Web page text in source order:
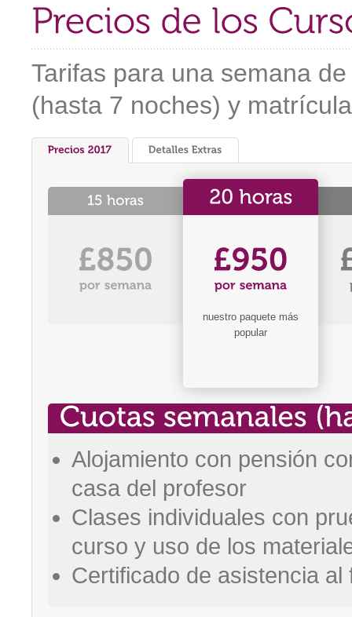
Tarifas para una semana
(hasta 7 noches) y
nuestro paquete más
popular
Alojamiento con pensión
casa del profesor
Clases individuales con
curso y uso de los
Certificado de asistencia al